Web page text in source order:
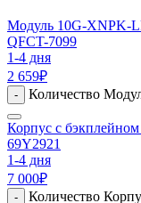
Модуль 10G-XNPK-
QFCT-7099
1-4 дня
2 659₽
- Количество
Корпус с
69Y2921
1-4 дня
7 000₽
- Количество